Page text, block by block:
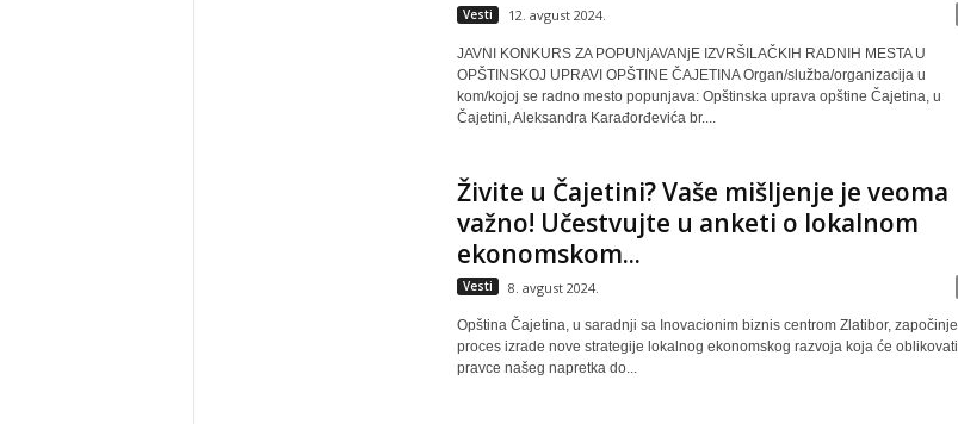
Vesti 12. avgust 2024.
JAVNI KONKURS ZA POPUNjAVANjE IZVRŠILAČKIH RADNIH MESTA U
OPŠTINSKOJ UPRAVI OPŠTINE ČAJETINA Organ/služba/organizacija u
kom/kojoj se radno mesto popunjava: Opštinska uprava opštine Čajetina, u
Čajetini, Aleksandra Karađorđevića br....
Živite u Čajetini? Vaše mišljenje je veoma
važno! Učestvujte u anketi o lokalnom
ekonomskom...
Vesti 8. avgust 2024.
Opština Čajetina, u saradnji sa Inovacionim biznis centrom Zlatibor, započinje
proces izrade nove strategije lokalnog ekonomskog razvoja koja će oblikovati
pravce našeg napretka do...